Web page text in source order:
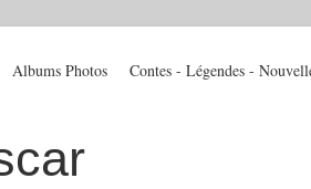
Albums Photos Contes - Légendes -